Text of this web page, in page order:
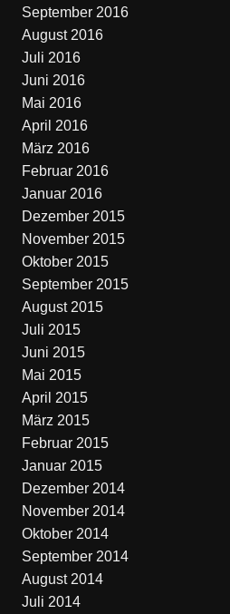
September 2016
August 2016
Juli 2016
Juni 2016
Mai 2016
April 2016
März 2016
Februar 2016
Januar 2016
Dezember 2015
November 2015
Oktober 2015
September 2015
August 2015
Juli 2015
Juni 2015
Mai 2015
April 2015
März 2015
Februar 2015
Januar 2015
Dezember 2014
November 2014
Oktober 2014
September 2014
August 2014
Juli 2014